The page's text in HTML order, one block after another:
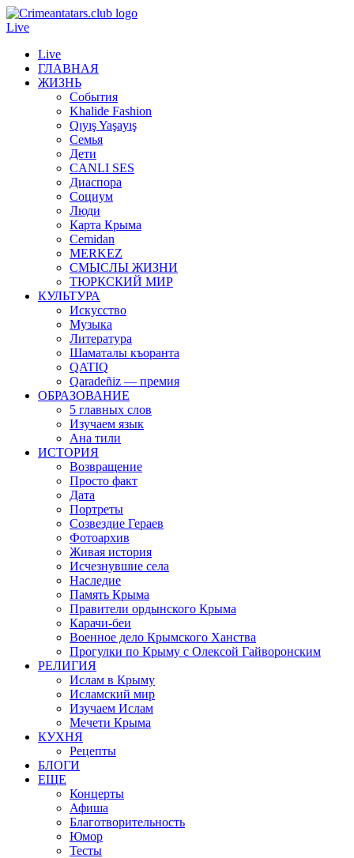
Live
Live
ГЛАВНАЯ
ЖИЗНЬ
События
Khalide Fashion
Qıyış Yaşayış
Семья
Дети
CANLI SES
Диаспора
Социум
Люди
Карта Крыма
Cemidan
МERKEZ
СМЫСЛЫ ЖИЗНИ
ТЮРКСКИЙ МИР
КУЛЬТУРА
Искусство
Музыка
Литература
Шаматалы къоранта
QATIQ
Qaradeñiz — премия
ОБРАЗОВАНИЕ
5 главных слов
Изучаем язык
Ана тили
ИСТОРИЯ
Возвращение
Просто факт
Дата
Портреты
Созвездие Гераев
Фотоархив
Живая история
Исчезнувшие села
Наследие
Память Крыма
Правители ордынского Крыма
Карачи-беи
Военное дело Крымского Ханства
Прогулки по Крыму с Олексой Гайворонским
РЕЛИГИЯ
Ислам в Крыму
Исламский мир
Изучаем Ислам
Мечети Крыма
КУХНЯ
Рецепты
БЛОГИ
ЕЩЕ
Концерты
Афиша
Благотворительность
Юмор
Тесты